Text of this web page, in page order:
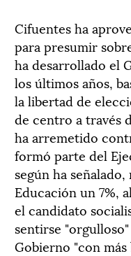
Cifuentes ha
para presumir
ha desarrollado el
los últimos años,
la libertad de
de centro a través
ha arremetido
formó parte del
según ha
Educación un 7%,
el candidato
sentirse
Gobierno "con más